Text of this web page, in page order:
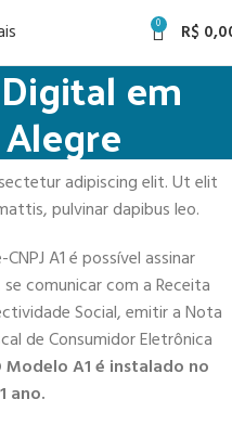
0 R$
em
adipiscing elit. Ut elit
pulvinar dapibus leo.
A1 é possível assinar
comunicar com a Receita
Social, emitir a Nota
de Consumidor Eletrônica
Modelo A1 é instalado no
ano.